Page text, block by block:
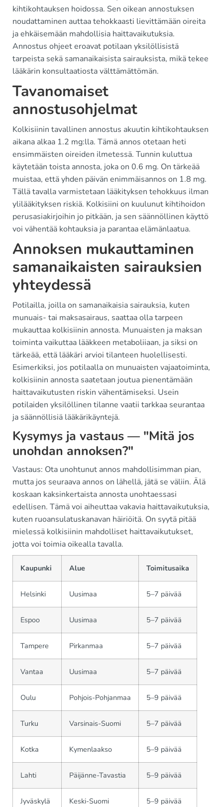
kihtikohtauksen hoidossa. Sen oikean annostuksen
noudattaminen auttaa tehokkaasti lievittämään oireita
ja ehkäisemään mahdollisia haittavaikutuksia.
Annostus ohjeet eroavat potilaan yksilöllisistä
tarpeista sekä samanaikaisista sairauksista, mikä tekee
lääkärin konsultaatiosta välttämättömän.
Tavanomaiset
annostusohjelmat
Kolkisiinin tavallinen annostus akuutin kihtikohtauksen
aikana alkaa 1.2 mg:lla. Tämä annos otetaan heti
ensimmäisten oireiden ilmetessä. Tunnin kuluttua
käytetään toista annosta, joka on 0.6 mg. On tärkeää
muistaa, että yhden päivän enimmäisannos on 1.8 mg.
Tällä tavalla varmistetaan lääkityksen tehokkuus ilman
ylilääkityksen riskiä. Kolkisiini on kuulunut kihtihoidon
perusasiakirjoihin jo pitkään, ja sen säännöllinen käyttö
voi vähentää kohtauksia ja parantaa elämänlaatua.
Annoksen mukauttaminen
samanaikaisten sairauksien
yhteydessä
Potilailla, joilla on samanaikaisia sairauksia, kuten
munuais- tai maksasairaus, saattaa olla tarpeen
mukauttaa kolkisiinin annosta. Munuaisten ja maksan
toiminta vaikuttaa lääkkeen metaboliiaan, ja siksi on
tärkeää, että lääkäri arvioi tilanteen huolellisesti.
Esimerkiksi, jos potilaalla on munuaisten vajaatoiminta,
kolkisiinin annosta saatetaan joutua pienentämään
haittavaikutusten riskin vähentämiseksi. Usein
potilaiden yksilöllinen tilanne vaatii tarkkaa seurantaa
ja säännöllisiä lääkärikäyntejä.
Kysymys ja vastaus — "Mitä jos
unohdan annoksen?"
Vastaus: Ota unohtunut annos mahdollisimman pian,
mutta jos seuraava annos on lähellä, jätä se väliin. Älä
koskaan kaksinkertaista annosta unohtaessasi
edellisen. Tämä voi aiheuttaa vakavia haittavaikutuksia,
kuten ruoansulatuskanavan häiriöitä. On syytä pitää
mielessä kolkisiinin mahdolliset haittavaikutukset,
jotta voi toimia oikealla tavalla.
Kaupunki Alue Toimitusaika
Helsinki Uusimaa 5–7 päivää
Espoo Uusimaa 5–7 päivää
Tampere Pirkanmaa 5–7 päivää
Vantaa Uusimaa 5–7 päivää
Oulu Pohjois-Pohjanmaa 5–9 päivää
Turku Varsinais-Suomi 5–7 päivää
Kotka Kymenlaakso 5–9 päivää
Lahti Päijänne-Tavastia 5–9 päivää
Jyväskylä Keski-Suomi 5–9 päivää